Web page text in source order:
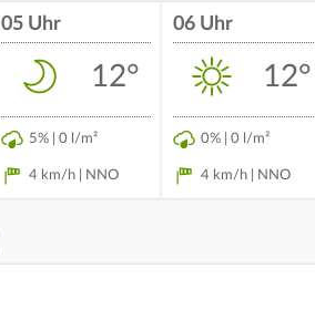
05 Uhr
12°
5% | 0 l/m²
4 km/h | NNO
06 Uhr
12°
0% | 0 l/m²
4 km/h | NNO